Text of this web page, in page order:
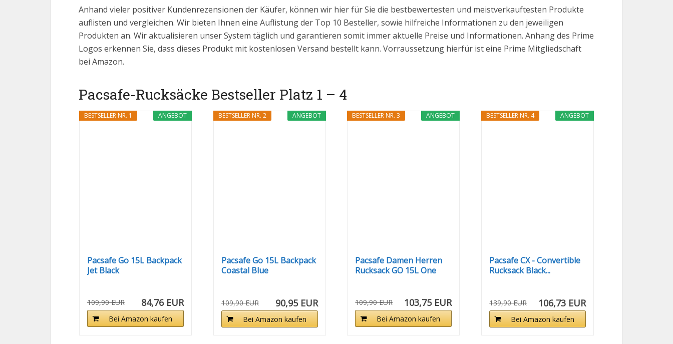
Anhand vieler positiver Kundenrezensionen der Käufer, können wir hier für Sie die bestbewertesten und meistverkauftesten Produkte
auflisten und vergleichen. Wir bieten Ihnen eine Auflistung der Top 10 Besteller, sowie hilfreiche Informationen zu den jeweiligen
Produkten an. Wir aktualisieren unser System täglich und garantieren somit immer aktuelle Preise und Informationen. Anhang des Prime
Logos erkennen Sie, dass dieses Produkt mit kostenlosen Versand bestellt kann. Vorraussetzung hierfür ist eine Prime Mitgliedschaft
bei Amazon.
Pacsafe-Rucksäcke Bestseller Platz 1 – 4
ANGEBOT
BESTSELLER NR. 1
Pacsafe Go 15L Backpack
Jet Black
109,90 EUR 84,76 EUR
Bei Amazon kaufen
ANGEBOT
BESTSELLER NR. 2
Pacsafe Go 15L Backpack
Coastal Blue
109,90 EUR 90,95 EUR
Bei Amazon kaufen
ANGEBOT
BESTSELLER NR. 3
Pacsafe Damen Herren
Rucksack GO 15L One
109,90 EUR 103,75 EUR
Bei Amazon kaufen
ANGEBOT
BESTSELLER NR. 4
Pacsafe CX - Convertible
Rucksack Black...
139,90 EUR 106,73 EUR
Bei Amazon kaufen